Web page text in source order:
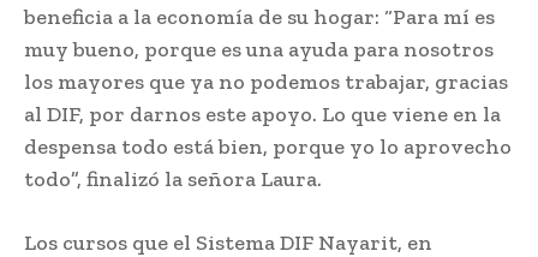
beneficia a la economía de su hogar: “Para mí es
muy bueno, porque es una ayuda para nosotros
los mayores que ya no podemos trabajar, gracias
al DIF, por darnos este apoyo. Lo que viene en la
despensa todo está bien, porque yo lo aprovecho
todo”, finalizó la señora Laura.
Los cursos que el Sistema DIF Nayarit, en